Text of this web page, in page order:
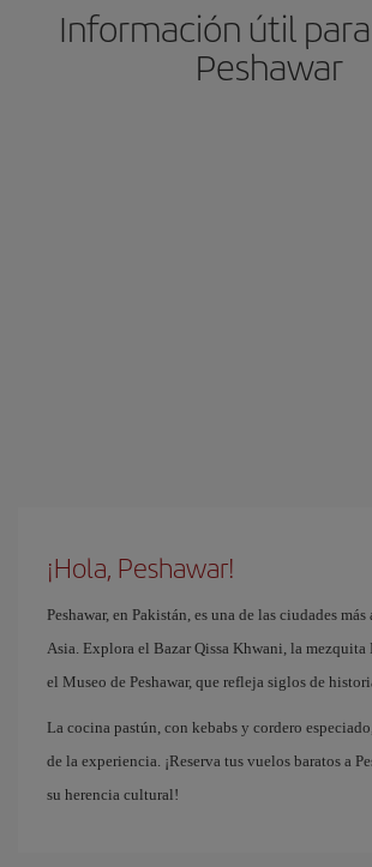
Información útil
Peshawar
¡Hola, Peshawar!
Peshawar, en Pakistán, es una de las ciudades
Asia. Explora el Bazar Qissa Khwani, la mezquita
el Museo de Peshawar, que refleja siglos de
La cocina pastún, con kebabs y cordero
de la experiencia. ¡Reserva tus vuelos baratos a
su herencia cultural!